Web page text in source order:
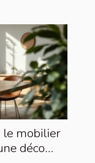
le mobilier
déco